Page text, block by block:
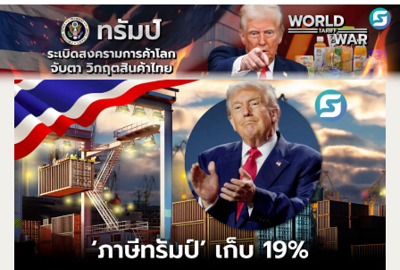
และต่างประเทศ งานจัดต่อเนื่องตั้งแต่วันนี้ถึง 27 มิถุนายน
2569 ณ ฮอลล์ 101, 102 ไบเทค บางนา หวังยกระดับธุรกิจ
สุขภาพและเวลเนสไทยผงาดในเวทีโลก คาดเม็ดเงินสะพัดใน
งานกว่า 500 ล้านบาท ดร.อรรชกา สีบุญเรือง อดีต
รัฐมนตรีว่าการกระทรวงวิทยาศาสตร์และเทคโนโลยี อดีต
รัฐมนตรีว่าการกระทรวงอุตสาหกรรม กรรมการสำนักงานส่ง
เสริมการจัดประชุมและนิทรรศการ (TCEB) และกรรมการ
สำนักงานส่งเสริมเศรษฐกิจสร้างสรรค์ (CEA) กล่าวว่า
“ประเทศไทยมีฐานแข็งแกร่งในเรื่องอุตสาหกรรมการแพทย์
และสุขภาวะติดอันดับต้นๆ ในระดับโลก รัฐบาลจึงได้กำหนด
ให้สุขภาวะและการแพทย์เป็นหนึ่งในอุตสาหกรรมเป้าหมายและ
ยุทธศาสตร์ ในการขับเคลื่อนเศรษฐกิจมูลค่าสูงของประเทศ
ผมมั่นใจว่างาน […]